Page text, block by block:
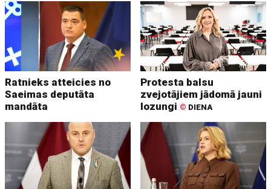
Ratnieks atteicies no
Saeimas deputāta
mandāta
Protesta balsu
zvejotājiem jādomā jauni
lozungi © DIENA